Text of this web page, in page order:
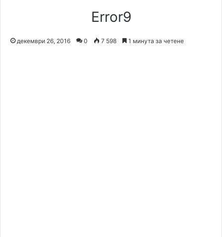
Error9
декември 26, 2016 0 7 598 1 минута за четене